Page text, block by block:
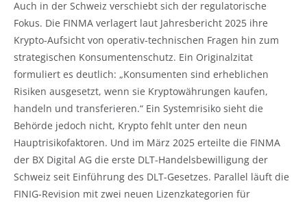
Auch in der Schweiz verschiebt sich der regulatorische
Fokus. Die FINMA verlagert laut Jahresbericht 2025 ihre
Krypto-Aufsicht von operativ-technischen Fragen hin zum
strategischen Konsumentenschutz. Ein Originalzitat
formuliert es deutlich: „Konsumenten sind erheblichen
Risiken ausgesetzt, wenn sie Kryptowährungen kaufen,
handeln und transferieren.“ Ein Systemrisiko sieht die
Behörde jedoch nicht, Krypto fehlt unter den neun
Hauptrisikofaktoren. Und im März 2025 erteilte die FINMA
der BX Digital AG die erste DLT-Handelsbewilligung der
Schweiz seit Einführung des DLT-Gesetzes. Parallel läuft die
FINIG-Revision mit zwei neuen Lizenzkategorien für